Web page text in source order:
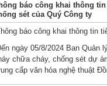
báo công khai thông
sét của Quý Công ty
báo công khai thông tin
ngày 05/8/2024 Ban Quản
chữa cháy, chống sét dự
cấp văn hóa nghệ thuật